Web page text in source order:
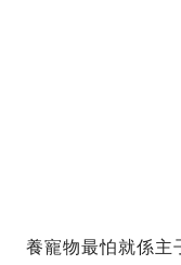
養寵物最怕就係主